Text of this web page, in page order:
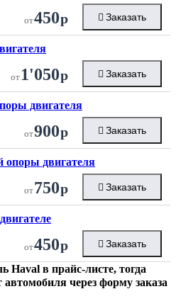
от450р Заказать
от 1'050р Заказать
двигателя
от900р Заказать
опоры двигателя
от750р Заказать
от450р Заказать
Haval в прайс-листе, тогда
через форму заказа